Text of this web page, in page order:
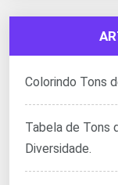
Colorindo Tons
Tabela de Tons
Diversidade.